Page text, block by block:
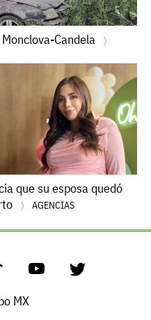
Candela
que su esposa quedó
AGENCIAS
MX